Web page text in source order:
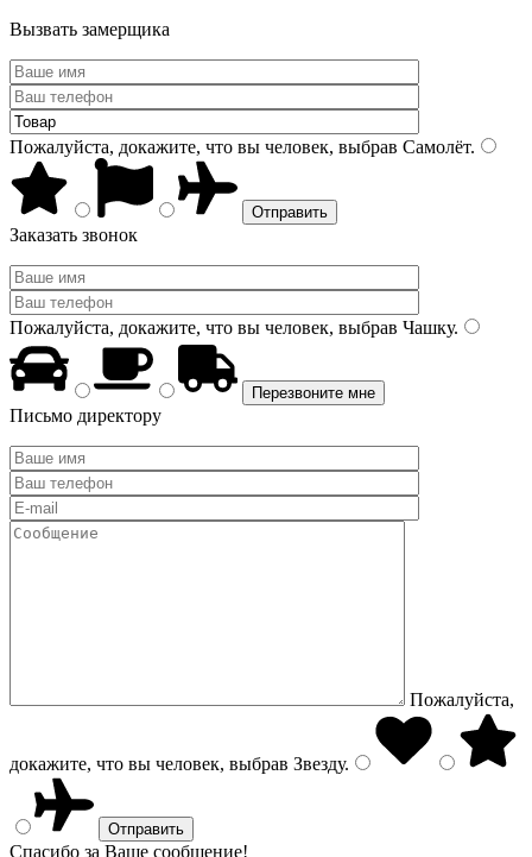
Вызвать замерщика
Пожалуйста, докажите, что вы человек, выбрав Самолёт.
Заказать звонок
Пожалуйста, докажите, что вы человек, выбрав Чашку.
Письмо директору
Пожалуйста,
докажите, что вы человек, выбрав Звезду.
Спасибо за Ваше сообщение!